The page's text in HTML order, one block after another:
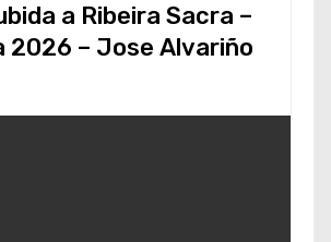
a Ribeira Sacra –
2026 – Jose Alvariño